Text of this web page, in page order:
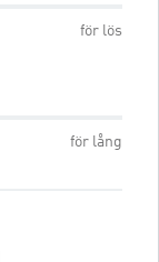
för lös
för lång